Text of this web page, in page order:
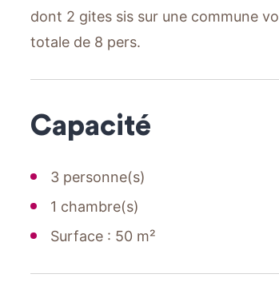
dont 2 gites sis sur une commune
totale de 8 pers.
Capacité
3 personne(s)
1 chambre(s)
Surface : 50 m²